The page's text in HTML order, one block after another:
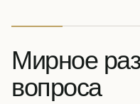
Мирное
вопроса